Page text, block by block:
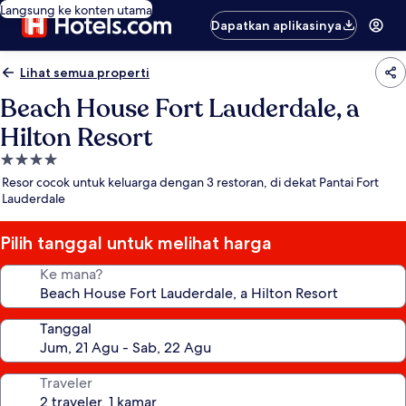
Langsung ke konten utama
Dapatkan aplikasinya
Lihat semua properti
Beach House Fort Lauderdale, a
Hilton Resort
Properti
bintang
4.0
Resor cocok untuk keluarga dengan 3 restoran, di dekat Pantai Fort
Lauderdale
Pilih tanggal untuk melihat harga
Ke mana?
Tanggal
Traveler